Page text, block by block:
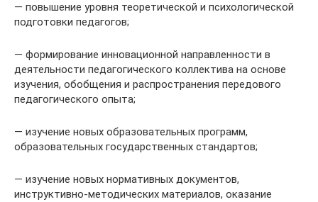
— повышение уровня теоретической и психологической
подготовки педагогов;
— формирование инновационной направленности в
деятельности педагогического коллектива на основе
изучения, обобщения и распространения передового
педагогического опыта;
— изучение новых образовательных программ,
образовательных государственных стандартов;
— изучение новых нормативных документов,
инструктивно-методических материалов, оказание